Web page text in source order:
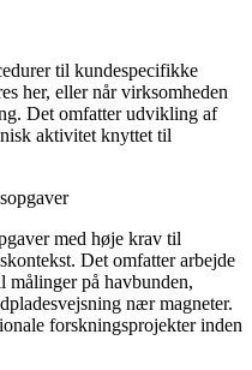
til kundespecifikke
her, eller når virksomheden
Det omfatter udvikling af
aktivitet knyttet til
med høje krav til
Det omfatter arbejde
målinger på havbunden,
nær magneter.
forskningsprojekter inden